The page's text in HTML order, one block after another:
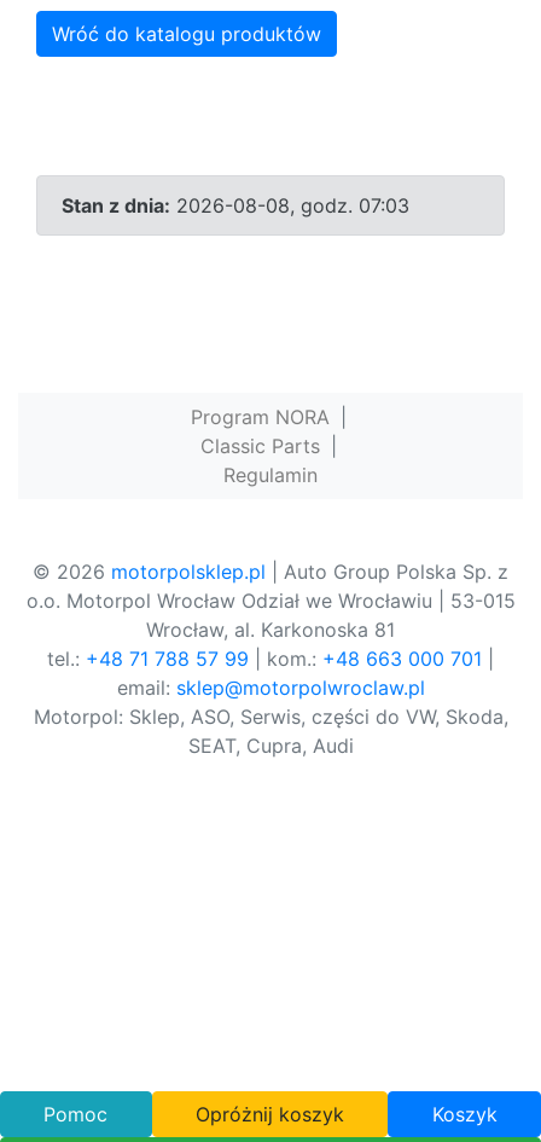
Wróć do katalogu produktów
Stan z dnia: 2026-08-08, godz. 07:03
Program NORA
Classic Parts
Regulamin
© 2026 motorpolsklep.pl | Auto Group Polska Sp. z
o.o. Motorpol Wrocław Odział we Wrocławiu | 53-015
Wrocław, al. Karkonoska 81
tel.: +48 71 788 57 99 | kom.: +48 663 000 701
email: sklep@motorpolwroclaw.pl
Motorpol: Sklep, ASO, Serwis, części do VW, Skoda,
SEAT, Cupra, Audi
Pomoc Opróżnij koszyk Koszyk